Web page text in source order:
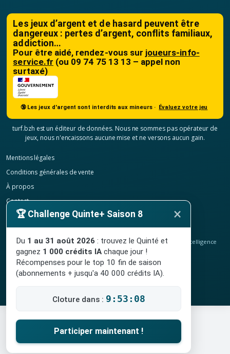
Les jeux d’argent et de hasard peuvent être
dangereux : pertes d’argent, conflits familiaux,
addiction…
Pour être aidé, rendez-vous sur joueurs-info-
service.fr (ou 09 74 75 13 13 – appel non
surtaxé)
🔞 Les jeux d'argent sont interdits aux mineurs · Évaluez votre jeu
turf.bzh est un éditeur de données. Nous ne sommes pas opérateur de
jeux, nous n'encaissons aucune mise et ne versons aucun gain.
Mentions légales
Conditions générales de vente
À propos
Contact
Confidentialité
Résilier mon abonnement
© 2020-2026 TURF.bzh, analyses hippiques, classement ELO et intelligence
artificielle.
Site indépendant, sans lien avec le PMU. Jeu interdit aux mineurs.
🏆 Challenge Quinte+ Saison 8 ×
Du 1 au 31 août 2026 : trouvez le Quinté et
gagnez 1 000 crédits IA chaque jour !
Récompenses pour le top 10 fin de saison
(abonnements + jusqu'a 40 000 crédits IA).
Cloture dans : 9:53:07
Participer maintenant !